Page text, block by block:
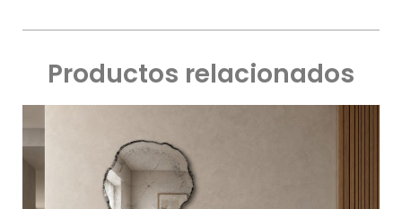
Productos relacionados